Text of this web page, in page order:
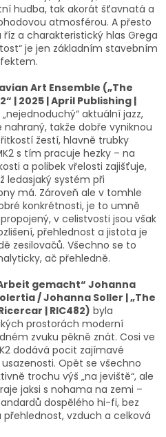
hudba, tak akorát šťavnatá a
atmosférou. A přesto
a charakteristický hlas Grega
je jen základním stavebním
Art Ensemble („The
| 2025 | April Publishing |
aktuální jazz,
takže dobře vyniknou
žestí, hlavně trubky
s tím pracuje hezky – na
a polibek vřelosti zajišťuje,
ledasjaký systém při
má. Zároveň ale v tomhle
konkrétnosti, je to umně
v celistvosti jsou však
přehlednost a jistota je
zesilovačů. Všechno se to
ač přehledně.
gemacht“ Johanna
/ Johanna Soller | „The
| RIC482) byla
prostorách moderní
zvuku pěkně znát. Cosi ve
dodává pocit zajímavé
Opět se všechno
trochu výš „na jeviště“, ale
jaksi s nohama na zemi –
dospělého hi-fi, bez
vzduch a celková